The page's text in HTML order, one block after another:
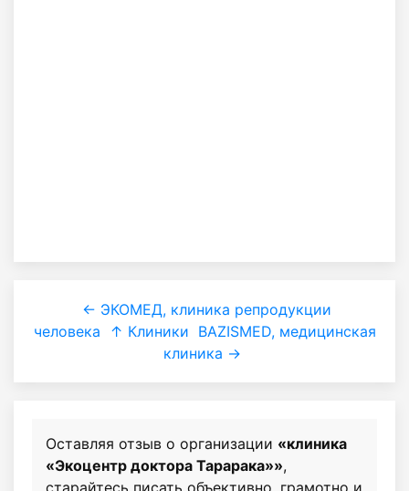
← ЭКОМЕД, клиника репродукции
человека
↑ Клиники BAZISMED, медицинская
клиника →
Оставляя отзыв о организации «клиника
«Экоцентр доктора Тарарака»»,
старайтесь писать объективно, грамотно и